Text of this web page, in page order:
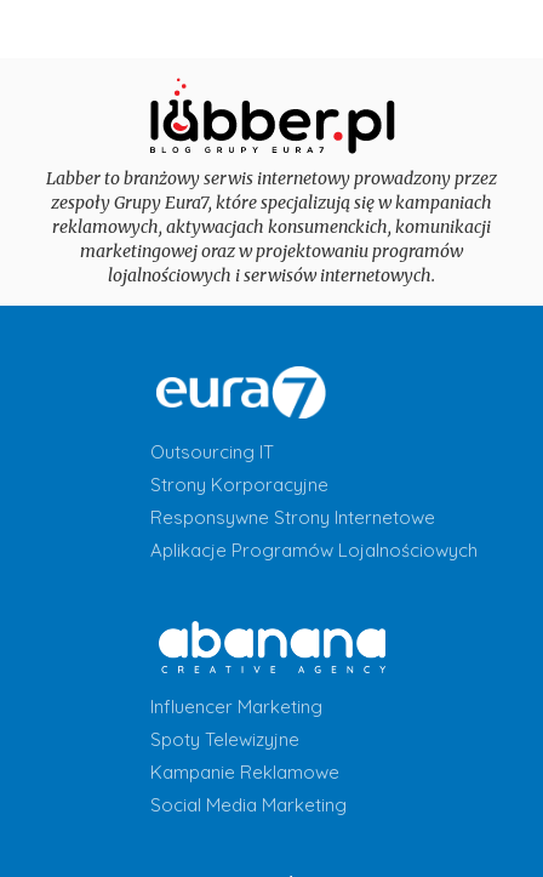
Labber to branżowy serwis internetowy prowadzony przez
zespoły Grupy Eura7, które specjalizują się w kampaniach
reklamowych, aktywacjach konsumenckich, komunikacji
marketingowej oraz w projektowaniu programów
lojalnościowych i serwisów internetowych.
Outsourcing IT
Strony Korporacyjne
Responsywne Strony Internetowe
Aplikacje Programów Lojalnościowych
Influencer Marketing
Spoty Telewizyjne
Kampanie Reklamowe
Social Media Marketing